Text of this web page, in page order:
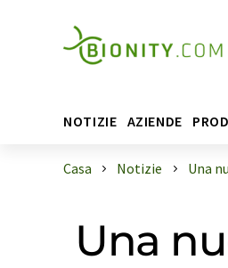
NOTIZIE AZIENDE
Casa Notizie Una
Una